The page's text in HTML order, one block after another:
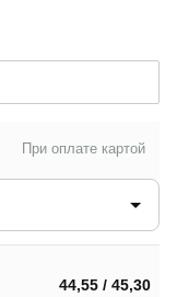
При оплате картой
44,55 / 45,30